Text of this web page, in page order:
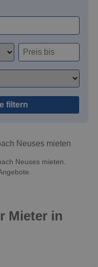
filtern
Neuses mieten
Neuses mieten.
Mieter in